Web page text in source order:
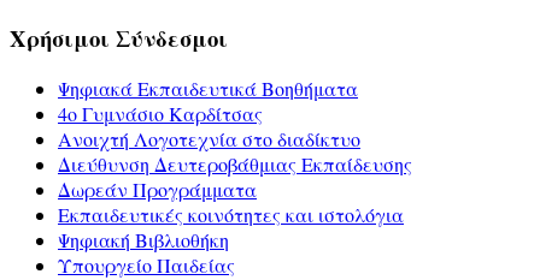
Χρήσιμοι Σύνδεσμοι
Ψηφιακά Εκπαιδευτικά Βοηθήματα
4ο Γυμνάσιο Καρδίτσας
Ανοιχτή Λογοτεχνία στο διαδίκτυο
Διεύθυνση Δευτεροβάθμιας Εκπαίδευσης
Δωρεάν Προγράμματα
Εκπαιδευτικές κοινότητες και ιστολόγια
Ψηφιακή Βιβλιοθήκη
Υπουργείο Παιδείας